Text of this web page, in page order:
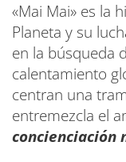
«Mai Mai» es la
Planeta y su
en la búsqueda
calentamiento
centran una
entremezcla el
concienciación